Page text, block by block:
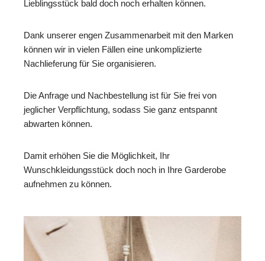
Lieblingsstück bald doch noch erhalten können.
Dank unserer engen Zusammenarbeit mit den Marken
können wir in vielen Fällen eine unkomplizierte
Nachlieferung für Sie organisieren.
Die Anfrage und Nachbestellung ist für Sie frei von
jeglicher Verpflichtung, sodass Sie ganz entspannt
abwarten können.
Damit erhöhen Sie die Möglichkeit, Ihr
Wunschkleidungsstück doch noch in Ihre Garderobe
aufnehmen zu können.